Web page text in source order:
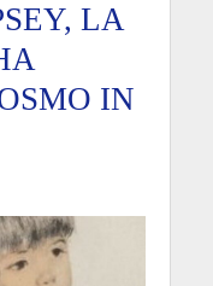
LA
IN